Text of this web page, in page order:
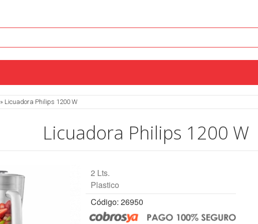
» Licuadora Philips 1200 W
Licuadora Philips 1200 W
2 Lts.
Plastico
Código: 26950